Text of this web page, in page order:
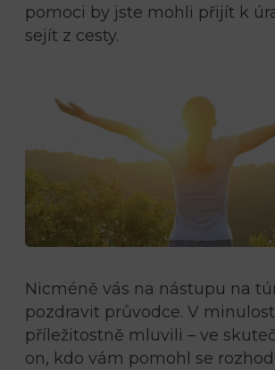
pomoci by jste mohli přijít k
sejít z cesty.
Nicméně vás na nástupu na
pozdravit průvodce. V
příležitostně mluvili – ve
on, kdo vám pomohl se